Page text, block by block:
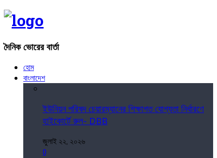
দৈনিক ভোরের বার্তা
হোম
বাংলাদেশ
ইউনিয়ন পরিষদ চেয়ারম্যানের শিক্ষাগত যোগ্যতা নির্ধারণে
হাইকোর্টে রুল- DBB
জুলাই ২২, ২০২৬
0